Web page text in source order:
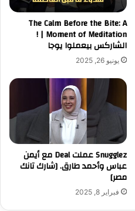
The Calm Before the Bite: A
Moment of Meditation | !
الشاركس بيعملوا يوجا
يونيو 26, 2025
Snugglez عملت Deal مع أيمن
عباس وأحمد طارق. [شارك تانك
مصر]
فبراير 8, 2025